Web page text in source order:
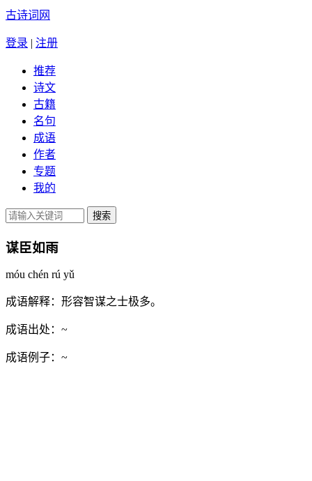
古诗词网
登录 | 注册
推荐
诗文
古籍
名句
成语
作者
专题
我的
谋臣如雨
móu chén rú yǔ
成语解释： 形容智谋之士极多。
成语出处： ~
成语例子： ~